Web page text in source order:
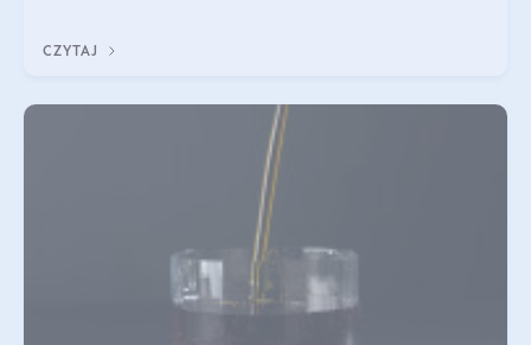
CZYTAJ